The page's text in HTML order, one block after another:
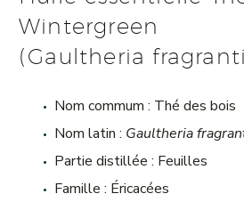
Wintergreen
(Gaultheria
Nom commum : Thé des bois
Nom latin : Gaultheria
Partie distillée : Feuilles
Famille : Éricacées